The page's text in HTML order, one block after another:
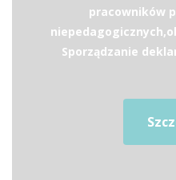
pracowników
Sporządzanie